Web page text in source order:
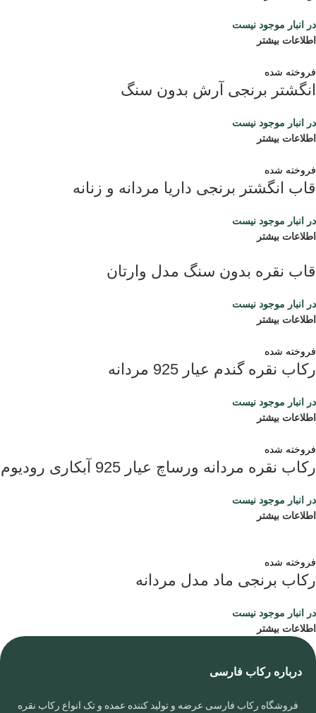
در انبار موجود نیست
اطلاعات بیشتر
فروخته شده
انگشتر برنجی آرش بدون سنگ
در انبار موجود نیست
اطلاعات بیشتر
فروخته شده
قاب انگشتر برنجی داریا مردانه و زنانه
در انبار موجود نیست
اطلاعات بیشتر
قاب نقره بدون سنگ مدل وارتان
در انبار موجود نیست
اطلاعات بیشتر
فروخته شده
رکاب نقره گندم عیار 925 مردانه
در انبار موجود نیست
اطلاعات بیشتر
فروخته شده
رکاب نقره مردانه ورساچ عیار 925 آبکاری رودیوم
در انبار موجود نیست
اطلاعات بیشتر
فروخته شده
رکاب برنجی ماد مدل مردانه
در انبار موجود نیست
اطلاعات بیشتر
درباره رکاب فارسی
فروشگاه رکاب فارسی عرضه و تولید کننده عمده و تک انواع رکاب نقره